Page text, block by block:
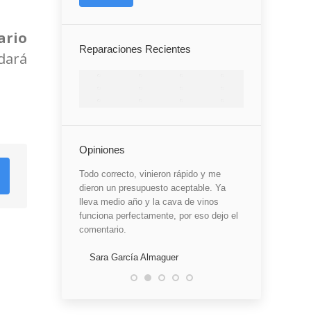
Reparaciones Recientes
Opiniones
es del rey. Mi
Todo correcto, vinieron rápido y me
dieron un presupuesto aceptable. Ya
lleva medio año y la cava de vinos
funciona perfectamente, por eso dejo el
comentario.
Sara García Almaguer